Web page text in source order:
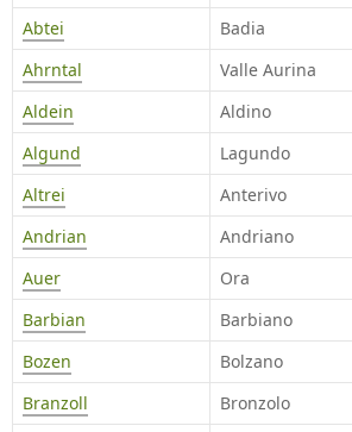
Abtei
Badia
Ahrntal
Valle Aurina
Aldein
Aldino
Algund
Lagundo
Altrei
Anterivo
Andrian
Andriano
Auer
Ora
Barbian
Barbiano
Bozen
Bolzano
Branzoll
Bronzolo